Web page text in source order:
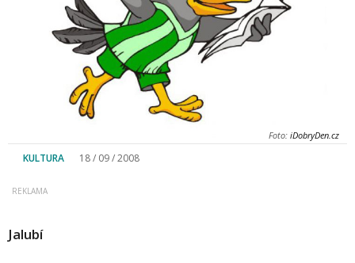
Foto: iDobryDen.cz
KULTURA 18 / 09 / 2008
Jalubí